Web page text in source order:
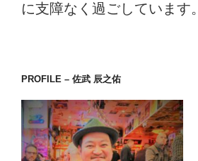
に支障なく過ごしています。
PROFILE – 佐武 辰之佑